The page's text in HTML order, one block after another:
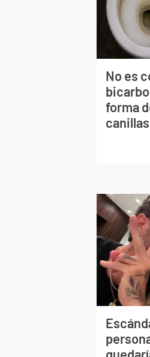
No es
forma